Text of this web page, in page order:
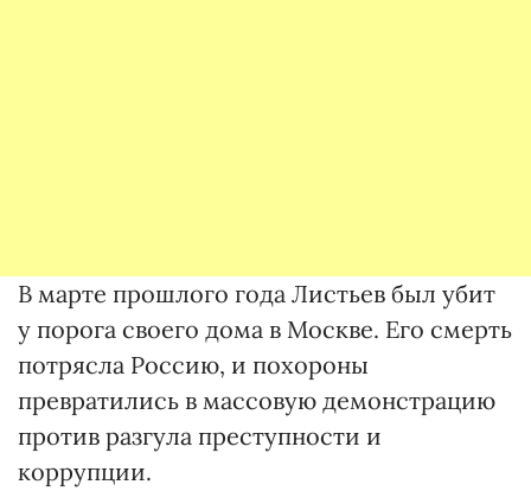
В марте прошлого года Листьев был убит
у порога своего дома в Москве. Его смерть
потрясла Россию, и похороны
превратились в массовую демонстрацию
против разгула преступности и
коррупции.